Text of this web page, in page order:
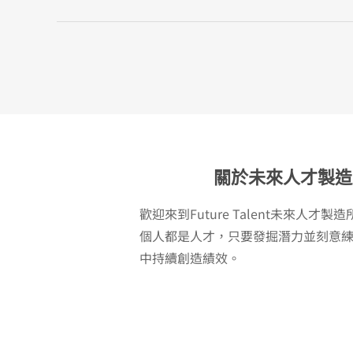
關於未來人才製
歡迎來到Future Talent未來人才製造
個人都是人才，只要發掘潛力並刻意
中持續創造績效。